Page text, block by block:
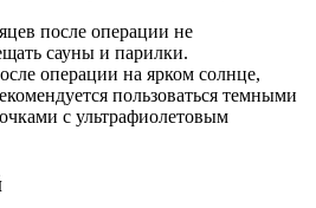
после операции не
сауны и парилки.
операции на ярком солнце,
пользоваться темными
с ультрафиолетовым